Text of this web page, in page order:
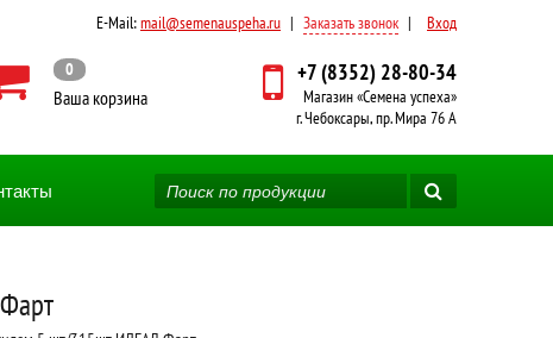
E-Mail:mail@semenauspeha.ru | Заказать звонок | Вход
0
Ваша корзина
+7 (8352) 28-80-34
Магазин «Семена успеха»
г. Чебоксары, пр. Мира 76 А